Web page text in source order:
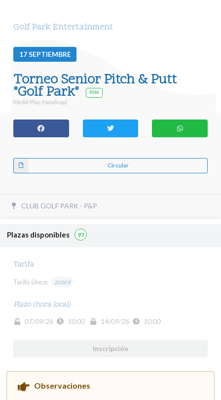
Golf Park Entertainment
17SEPTIEMBRE
Torneo Senior Pitch & Putt
"Golf Park" FGM
Medal Play (Handicap)
Circular
CLUB GOLF PARK - P&P
Plazas disponibles 97
Tarifa
Tarifa Única: 20.00 €
Plazo (hora local)
07/09/26 10:00 14/09/26 10:00
Inscripción
Observaciones